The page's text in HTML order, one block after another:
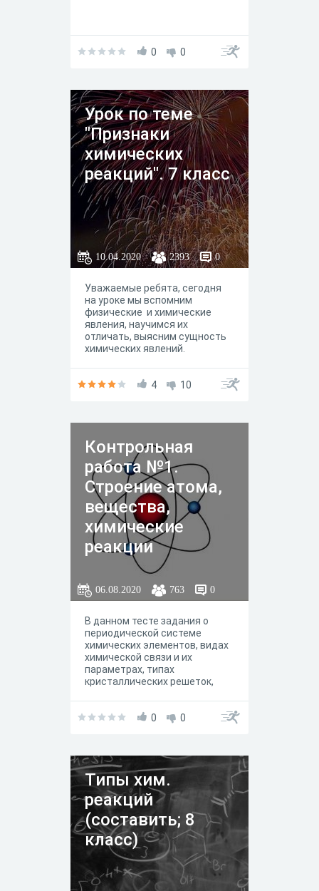
0 0
Урок по теме
"Признаки
химических
реакций". 7 класс
10.04.2020 2393 0
Уважаемые ребята, сегодня
на уроке мы вспомним
физические и химические
явления, научимся их
отличать, выясним сущность
химических явлений.
4 10
Контрольная
работа №1.
Строение атома,
вещества,
химические
реакции
06.08.2020 763 0
В данном тесте задания о
периодической системе
химических элементов, видах
химической связи и их
параметрах, типах
кристаллических решеток,
химических реакций, факторах
равновесии.
0 0
Типы хим.
реакций
(составить; 8
класс)